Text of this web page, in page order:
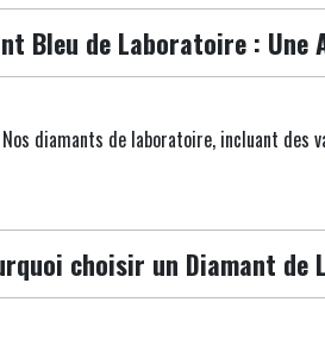
Bleu de Laboratoire :
diamants de laboratoire, incluant
choisir un Diamant de